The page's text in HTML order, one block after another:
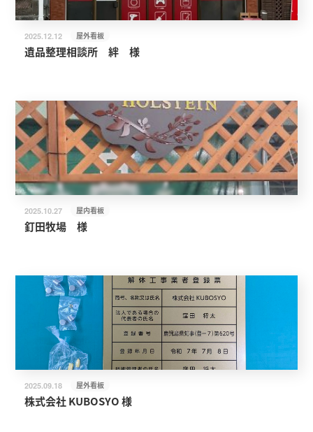
2025.12.12 屋外看板
遺品整理相談所 絆 様
2025.10.27 屋内看板
釘田牧場 様
2025.09.18 屋外看板
株式会社 KUBOSYO 様